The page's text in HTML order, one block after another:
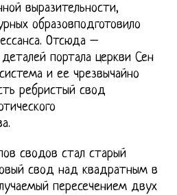
выразительности,
образовподготовило
Отсюда –
деталей портала церкви Сен
и ее чрезвычайно
ребристый свод
сводов стал старый
свод над квадратным в
пересечением двух